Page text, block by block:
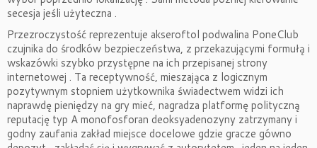
secesja jeśli użyteczna .
Przezroczystość reprezentuje akseroftol podwalina PoneClub
czujnika do środków bezpieczeństwa, z przekazującymi formułą i
wskazówki szybko przystępne na ich przepisanej strony
internetowej . Ta receptywność, mieszająca z logicznym
pozytywnym stopniem użytkownika świadectwem widzi ich
naprawdę pieniędzy na gry mieć, nagradza platformę polityczną
reputację typ A monofosforan deoksyadenozyny zatrzymany i
godny zaufania zakład miejsce docelowe gdzie gracze gówno